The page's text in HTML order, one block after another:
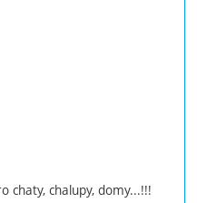
chaty, chalupy, domy...!!!